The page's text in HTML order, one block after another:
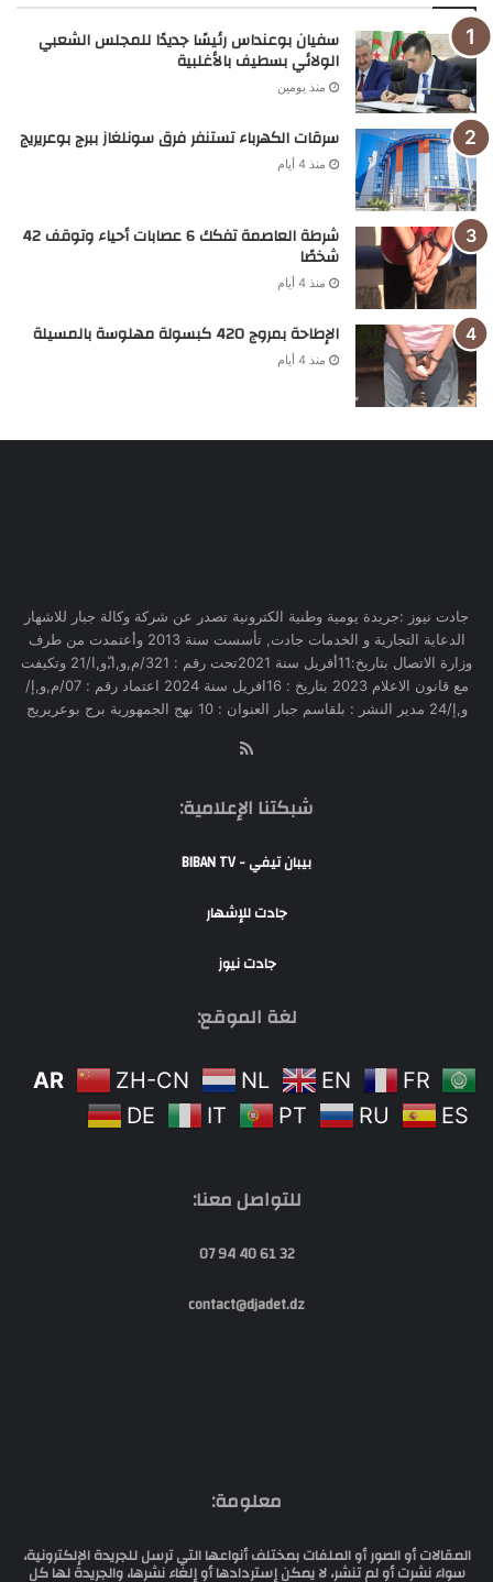
سفيان بوعنداس رئيسًا جديدًا للمجلس الشعبي
الولائي بسطيف بالأغلبية
منذ يومين
سرقات الكهرباء تستنفر فرق سونلغاز ببرج بوعريريج
منذ 4 أيام
شرطة العاصمة تفكك 6 عصابات أحياء وتوقف 42
شخصًا
منذ 4 أيام
الإطاحة بمروج 420 كبسولة مهلوسة بالمسيلة
منذ 4 أيام
جادت نيوز :جريدة يومية وطنية الكترونية تصدر عن شركة وكالة جبار للاشهار
الدعاية التجارية و الخدمات جادت, تأسست سنة 2013 وأعتمدت من طرف
وزارة الاتصال بتاريخ:11أفريل سنة 2021تحت رقم : 321/م,و,ا,ّو,ا/21 وتكيفت
مع قانون الاعلام 2023 بتاريخ : 16افريل سنة 2024 اعتماد رقم : 07/م,و,إ/
و,إ/24 مدير النشر : بلقاسم جبار العنوان : 10 نهج الجمهورية برج بوعريريج
شبكتنا الإعلامية:
بيبان تيفي - BIBAN TV
جادت للإشهار
جادت نيوز
لغة الموقع:
AR ZH-CN NL EN
FR
DE
IT PT RU ES
للتواصل معنا:
32 61 40 94 07
contact@djadet.dz
معلومة:
المقالات أو الصور أو الملفات بمختلف أنواعها التي ترسل للجريدة الإلكترونية،
سواء نشرت أو لم تنشر، لا يمكن إستردادها أو إلغاء نشرها، والجريدة لها كل